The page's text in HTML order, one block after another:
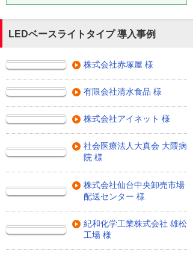
LEDベースライトタイプ 導入事例
株式会社赤塚屋 様
有限会社清水食品 様
株式会社アイネット 様
社会医療法人大真会 大隈病
院 様
株式会社仙台中央卸売市場
配送センター 様
紀和化学工業株式会社 雄松
工場 様